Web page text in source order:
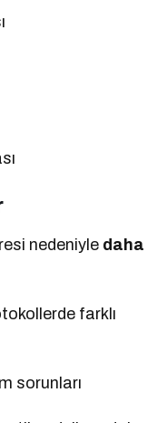
nedeniyle daha
farklı
sorunları